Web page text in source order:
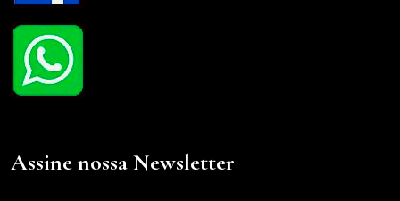
Assine nossa Newsletter